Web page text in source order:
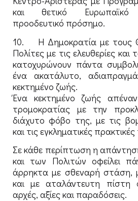
και θετικό Ευρωπαϊκό
προοδευτικό πρόσημο.
10. Η Δημοκρατία με τους
Πολίτες με τις ελευθερίες
κατοχυρώνουν πάντα
ένα ακατάλυτο,
κεκτημένο ζωής.
Ένα κεκτημένο ζωής
τρομοκρατίας με την
διάχυτο φόβο της, με τις
και τις εγκληματικές
Σε κάθε περίπτωση η
και των Πολιτών οφείλει
άρρηκτα με σθεναρή στάση,
και με αταλάντευτη πίστη
αρχές, αξίες και παραδόσεις.